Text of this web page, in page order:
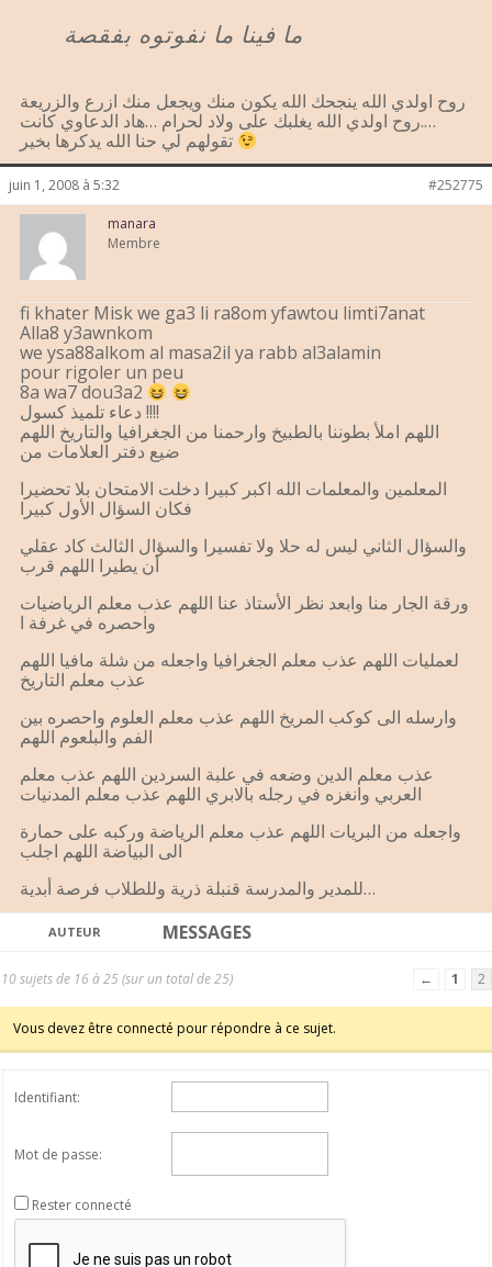
ما فينا ما نفوتوه بفقصة
روح اولدي الله ينجحك الله يكون منك ويجعل منك ازرع والزريعة
….روح اولدي الله يغلبك على ولاد لحرام …هاد الدعاوي كانت
juin 1, 2008 à 5:32 #252775
manara
Membre
fi khater Misk we ga3 li ra8om yfawtou limti7anat
Alla8 y3awnkom
we ysa88alkom al masa2il ya rabb al3alamin
pour rigoler un peu
8a wa7 dou3a2
دعاء تلميذ كسول !!!!
اللهم املأ بطوننا بالطبيخ وارحمنا من الجغرافيا والتاريخ اللهم
ضيع دفتر العلامات من
المعلمين والمعلمات الله اكبر كبيرا دخلت الامتحان بلا تحضيرا
فكان السؤال الأول كبيرا
والسؤال الثاني ليس له حلا ولا تفسيرا والسؤال الثالث كاد عقلي
أن يطيرا اللهم قرب
ورقة الجار منا وابعد نظر الأستاذ عنا اللهم عذب معلم الرياضيات
واحصره في غرفة ا
لعمليات اللهم عذب معلم الجغرافيا واجعله من شلة مافيا اللهم
عذب معلم التاريخ
وارسله الى كوكب المريخ اللهم عذب معلم العلوم واحصره بين
الفم والبلعوم اللهم
عذب معلم الدين وضعه في علبة السردين اللهم عذب معلم
العربي وانغزه في رجله بالابري اللهم عذب معلم المدنيات
واجعله من البريات اللهم عذب معلم الرياضة وركبه على حمارة
الى البياضة اللهم اجلب
للمدير والمدرسة قنبلة ذرية وللطلاب فرصة أبدية…
AUTEUR MESSAGES
10 sujets de 16 à 25 (sur un total de 25) ← 1 2
Vous devez être connecté pour répondre à ce sujet.
Identifiant:
Mot de passe:
Rester connecté